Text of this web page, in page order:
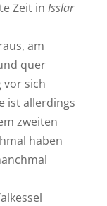
Zeit in Isslar
am
quer
vor sich
ist allerdings
zweiten
haben